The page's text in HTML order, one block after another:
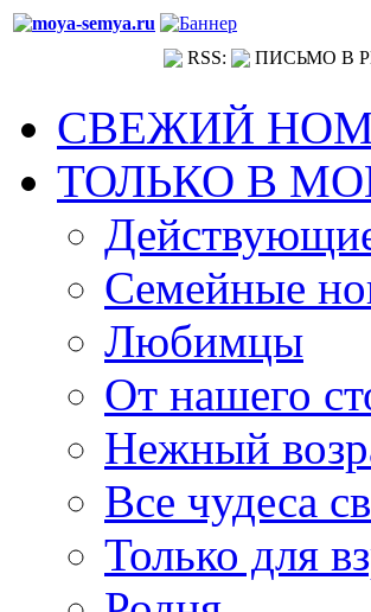
RSS: ПИСЬМО В
СВЕЖИЙ
ТОЛЬКО В
Семейные
Любимцы
От нашего
Нежный
Все чудеса
Только для